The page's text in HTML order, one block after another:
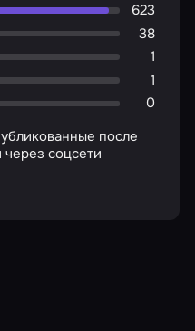
623
38
1
1
0
после
соцсети